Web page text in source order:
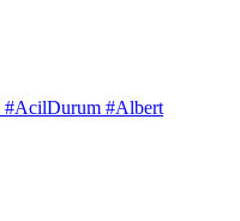
#AcilDurum #Albert